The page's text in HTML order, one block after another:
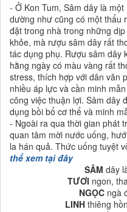
- Ở Kon Tum, Sâm dây là
dường như cũng có một thẩu
đặt trong nhà trong những
khỏe, mà rượu sâm dây rất
tác dụng phụ. Rượu sâm dây
hằng ngày có màu vàng rất
stress, thích hợp với dân văn
nhiều áp lực và cần minh
công việc thuận lợi. Sâm dây
dụng bồi bổ cơ thể và minh
- Ngoài ra qua thời gian phát
quan tâm mời nước uống,
la hán quả. Thức uống tuyệt
thể xem tại đây
SÂM dây
TƯƠI ngon,
NGỌC ngà
LINH thiêng